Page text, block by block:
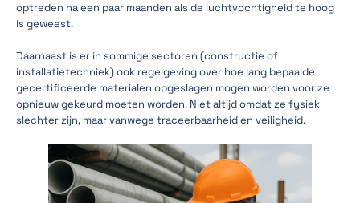
optreden na een paar maanden als de luchtvochtigheid te hoog
is geweest.
Daarnaast is er in sommige sectoren (constructie of
installatietechniek) ook regelgeving over hoe lang bepaalde
gecertificeerde materialen opgeslagen mogen worden voor ze
opnieuw gekeurd moeten worden. Niet altijd omdat ze fysiek
slechter zijn, maar vanwege traceerbaarheid en veiligheid.